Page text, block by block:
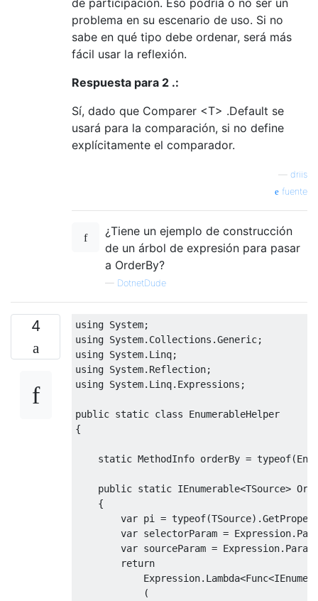
problema en su escenario de uso. Si no
sabe en qué tipo debe ordenar, será más
fácil usar la reflexión.
Respuesta para 2 .:
Sí, dado que Comparer <T> .Default se
usará para la comparación, si no define
explícitamente el comparador.
driis
fuente
¿Tiene un ejemplo de construcción
de un árbol de expresión para pasar
a OrderBy?
— DotnetDude
4 using System;
using System. Collections .Generic;
using System. Linq;
using System. Reflection;
using System. Linq. Expressions ;
public static class
EnumerableHelper
{
static MethodInfo orderBy = typeof(
public static IEnumerable<TSource>
{
var pi = typeof(TSource).
var selectorParam = Expression.
var sourceParam = Expression.
return
Expression. Lambda<Func<
(